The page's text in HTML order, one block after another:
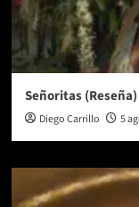
Señoritas (Reseña)
Diego Carrillo 5